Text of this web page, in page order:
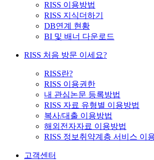
RISS 이용방법
RISS 지식더하기
DB연계 현황
BI 및 배너 다운로드
RISS 처음 방문 이세요?
RISS란?
RISS 이용권한
내 관심논문 등록방법
RISS 자료 유형별 이용방법
복사/대출 이용방법
해외전자자료 이용방법
RISS 정보취약계층 서비스 이
고객센터